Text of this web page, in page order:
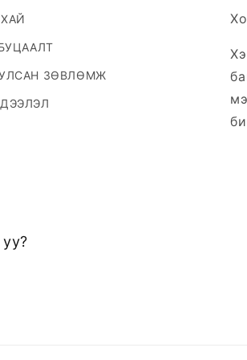
ЗӨВЛӨМЖ